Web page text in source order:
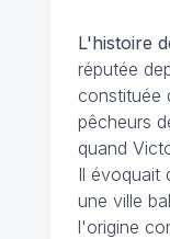
L'histoire
réputée
constituée
pêcheurs
quand
Il évoquait
une ville
l'origine